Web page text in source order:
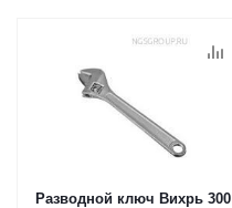
Разводной ключ Вихрь 300